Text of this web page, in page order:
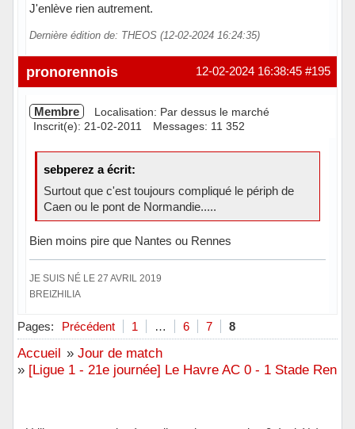
J'enlève rien autrement.
Dernière édition de: THEOS (12-02-2024 16:24:35)
Hors ligne #195
12-02-2024 16:38:45
pronorennois
Membre
Localisation: Par dessus le marché
Inscrit(e): 21-02-2011
Messages: 11 352
sebperez a écrit:
Surtout que c'est toujours compliqué le périph de
Caen ou le pont de Normandie.....
Bien moins pire que Nantes ou Rennes
JE SUIS NÉ LE 27 AVRIL 2019
BREIZHILIA
Hors ligne
Pages: Précédent 1 … 6 7 8
Accueil » Jour de match
» [Ligue 1 - 21e journée] Le Havre AC 0 - 1 Stade